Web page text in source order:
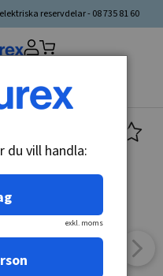
reservdelar - 08 735 81 60
du vill handla:
exkl. moms